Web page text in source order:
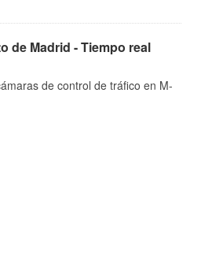
de Madrid - Tiempo real
de control de tráfico en M-